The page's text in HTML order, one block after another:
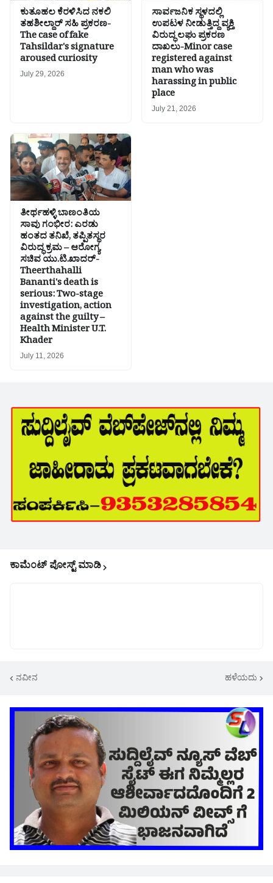
ಕುತೂಹಲ ಕೆರಳಿಸಿದ ನಕಲಿ
ತಹಶೀಲ್ದಾರ್ ಸಹಿ ಪ್ರಕರಣ-
The case of fake
Tahsildar's signature
aroused curiosity
July 29, 2026
ಸಾರ್ವಜನಿಕ ಸ್ಥಳದಲ್ಲಿ
ಉಪಟಳ ನೀಡುತ್ತಿದ್ದ ವ್ಯಕ್ತಿ
ವಿರುದ್ಧ ಲಘು ಪ್ರಕರಣ
ದಾಖಲು-Minor case
registered against
man who was
harassing in public
place
July 21, 2026
ತೀರ್ಥಹಳ್ಳಿ ಬಾಣಂತಿಯ
ಸಾವು ಗಂಭೀರ: ಎರಡು
ಹಂತದ ತನಿಖೆ, ತಪ್ಪಿತಸ್ಥರ
ವಿರುದ್ಧ ಕ್ರಮ – ಆರೋಗ್ಯ
ಸಚಿವ ಯು.ಟಿ.ಖಾದರ್-
Theerthahalli
Bananti's death is
serious: Two-stage
investigation, action
against the guilty –
Health Minister U.T.
Khader
July 11, 2026
ಕಾಮೆಂಟ್‌‌ ಪೋಸ್ಟ್‌ ಮಾಡಿ
ನವೀನ ಹಳೆಯದು